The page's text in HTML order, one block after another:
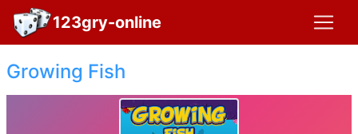
123gry-online
Growing Fish